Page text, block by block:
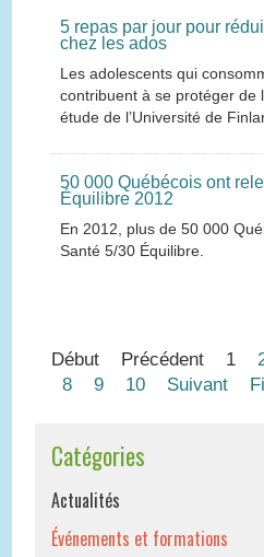
5 repas par jour pour
chez les ados
Les adolescents qui
contribuent à se protéger de
étude de l’Université de
50 000 Québécois ont
Équilibre 2012
En 2012, plus de 50 000
Santé 5/30 Équilibre.
Début Précédent 1
8
9 10 Suivant
Catégories
Actualités
Événements et formations